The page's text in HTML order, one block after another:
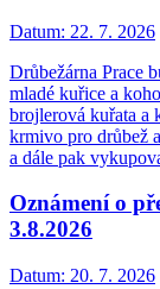
Datum: 22. 7. 2026
Drůbežárna Prace
mladé kuřice a
brojlerová kuřata a
krmivo pro drůbež
a dále pak
Oznámení o
3.8.2026
Datum: 20. 7. 2026